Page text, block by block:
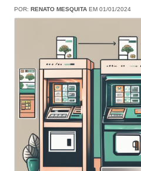
POR: RENATO MESQUITA EM 01/01/2024